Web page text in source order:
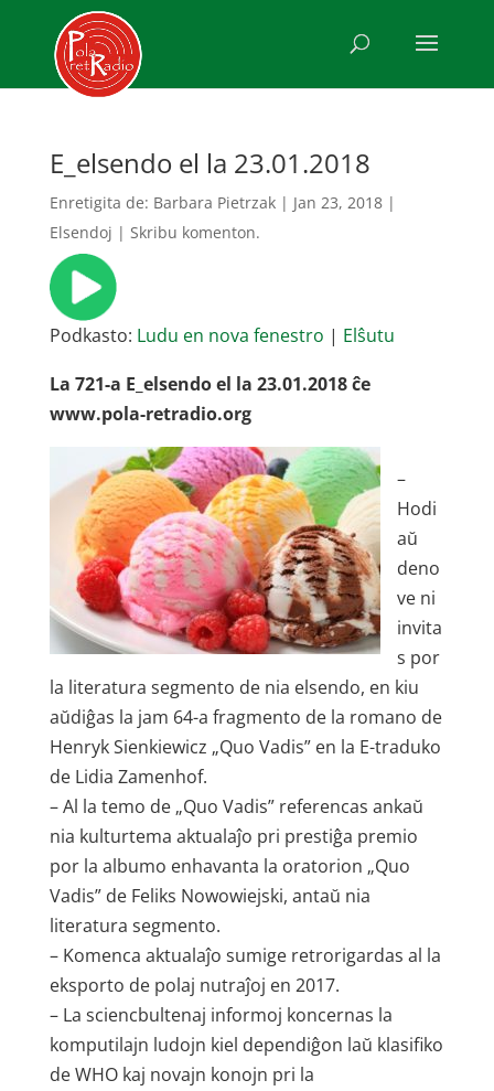
E_elsendo el la 23.01.2018
Enretigita de: Barbara Pietrzak| Jan 23, 2018|
Elsendoj | Skribu komenton.
Podkasto: Ludu en nova fenestro | Elŝutu
La 721-a E_elsendo el la 23.01.2018 ĉe
www.pola-retradio.org
–
Hodi
aŭ
deno
ve ni
invita
s por
la literatura segmento de nia elsendo, en kiu
aŭdiĝas la jam 64-a fragmento de la romano de
Henryk Sienkiewicz „Quo Vadis” en la E-traduko
de Lidia Zamenhof.
– Al la temo de „Quo Vadis” referencas ankaŭ
nia kulturtema aktualaĵo pri prestiĝa premio
por la albumo enhavanta la oratorion „Quo
Vadis” de Feliks Nowowiejski, antaŭ nia
literatura segmento.
– Komenca aktualaĵo sumige retrorigardas al la
eksporto de polaj nutraĵoj en 2017.
– La sciencbultenaj informoj koncernas la
komputilajn ludojn kiel dependiĝon laŭ klasifiko
de WHO kaj novajn konojn pri la